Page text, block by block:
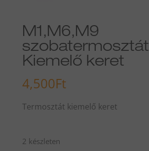
M1,M6,M9
szobatermosztát
Kiemelő keret
4,500Ft
Termosztát kiemelő keret
2 készleten